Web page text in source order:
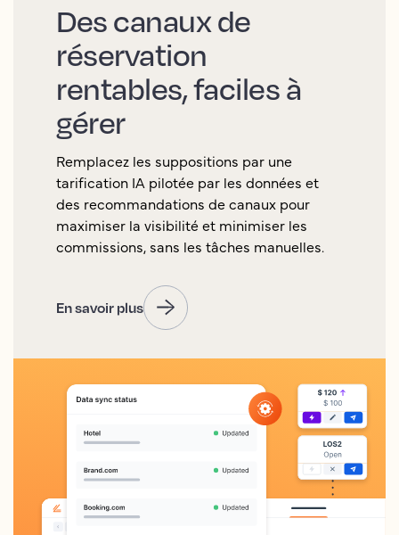
Des canaux de
réservation
rentables, faciles à
gérer
Remplacez les suppositions par une
tarification IA pilotée par les données et
des recommandations de canaux pour
maximiser la visibilité et minimiser les
commissions, sans les tâches manuelles.
En savoir plus